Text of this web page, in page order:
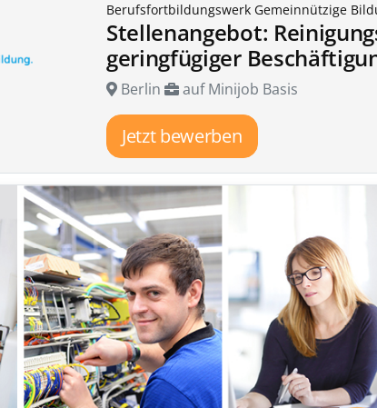
Berufsfortbildungswerk Gemeinnützige
Stellenangebot:
geringfügiger
Berlin auf Minijob Basis
Jetzt bewerben